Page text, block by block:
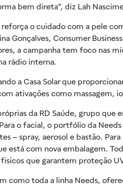
bem direta”, diz Lah
o cuidado com a pele
Gonçalves, Consumer
a campanha tem foco nas
rádio interna.
a Casa Solar que
ativações como massagem,
da RD Saúde, grupo que
o facial, o portfólio da
– spray, aerosol e bastão.
está com nova embalagem.
que garantem proteção
como toda a linha Needs,